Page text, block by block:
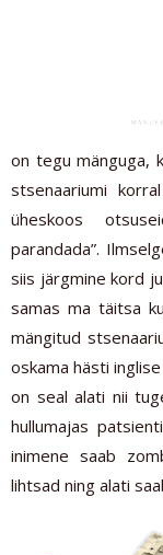
on tegu mänguga,
stsenaariumi
üheskoos
parandada”.
siis järgmine kord
samas ma täitsa
mängitud
oskama hästi
on seal alati nii
hullumajas
inimene saab
lihtsad ning alati